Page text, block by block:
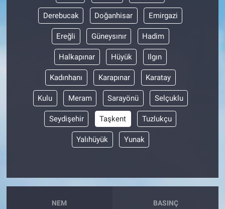
Derebucak Doğanhisar Emirgazi
Ereğli Güneysınır Hadim
Halkapınar Hüyük Ilgın
Kadınhanı Karapınar Karatay
Kulu Meram Sarayönü Selçuklu
Seydişehir Taşkent Tuzlukçu
Yalıhüyük Yunak
NEM BASINÇ